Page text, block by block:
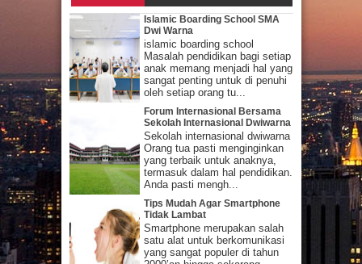
Islamic Boarding School SMA
Dwi Warna
islamic boarding school
Masalah pendidikan bagi setiap
anak memang menjadi hal yang
sangat penting untuk di penuhi
oleh setiap orang tu...
Forum Internasional Bersama
Sekolah Internasional Dwiwarna
Sekolah internasional dwiwarna
Orang tua pasti menginginkan
yang terbaik untuk anaknya,
termasuk dalam hal pendidikan.
Anda pasti mengh...
Tips Mudah Agar Smartphone
Tidak Lambat
Smartphone merupakan salah
satu alat untuk berkomunikasi
yang sangat populer di tahun